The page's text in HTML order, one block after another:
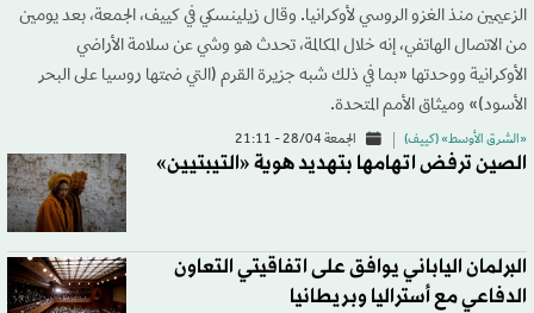
الزعيمين منذ الغزو الروسي لأوكرانيا. وقال زيلينسكي في كييف، الجمعة، بعد يومين
من الاتصال الهاتفي، إنه خلال المكالمة، تحدث هو وشي عن سلامة الأراضي
الأوكرانية ووحدتها «بما في ذلك شبه جزيرة القرم (التي ضمتها روسيا على البحر
الأسود)» وميثاق الأمم المتحدة.
«الشرق الأوسط» (كييف) الجمعة 28/04 - 21:11
الصين ترفض اتهامها بتهديد هوية «التيبتيين»
البرلمان الياباني يوافق على اتفاقيتي التعاون
الدفاعي مع أستراليا وبريطانيا